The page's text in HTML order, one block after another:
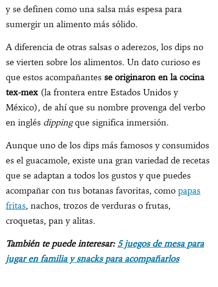
y se definen como una salsa más espesa para
sumergir un alimento más sólido.
A diferencia de otras salsas o aderezos, los dips no
se vierten sobre los alimentos. Un dato curioso es
que estos acompañantes se originaron en la cocina
tex-mex (la frontera entre Estados Unidos y
México), de ahí que su nombre provenga del verbo
en inglés dippingque significa inmersión.
Aunque uno de los dips más famosos y consumidos
es el guacamole, existe una gran variedad de recetas
que se adaptan a todos los gustos y que puedes
acompañar con tus botanas favoritas, como papas
fritas, nachos, trozos de verduras o frutas,
croquetas, pan y alitas.
También te puede interesar: 5 juegos de mesa para
jugar en familia y snacks para acompañarlos